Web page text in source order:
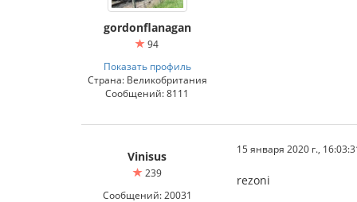
gordonflanagan
94
Показать профиль
Страна: Великобритания
Сообщений: 8111
Vinisus
239
Сообщений: 20031
15 января 2020 г.,
rezoni